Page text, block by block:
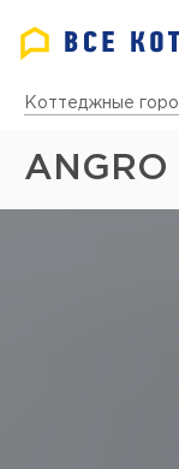
Коттеджные
ANGRO